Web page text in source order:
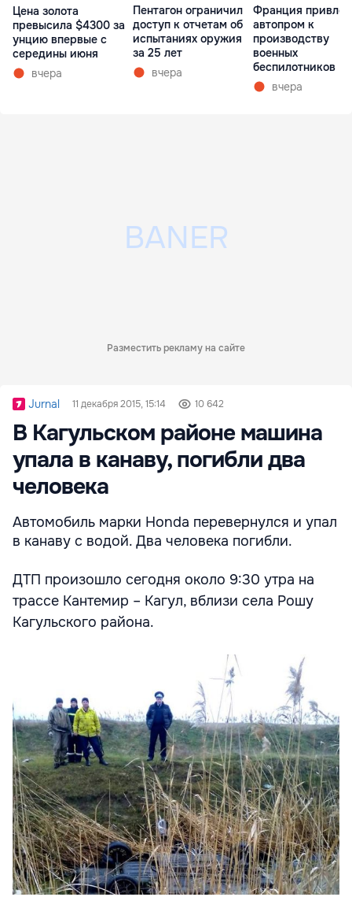
Цена золота
превысила $4300 за
унцию впервые с
середины июня
вчера
Пентагон ограничил
доступ к отчетам об
испытаниях оружия
за 25 лет
вчера
Франция
автопром к
производству
военных
беспилотников
вчера
Разместить рекламу на сайте
Jurnal 11 декабря 2015, 15:14 10 642
В Кагульском районе машина
упала в канаву, погибли два
человека
Автомобиль марки Honda перевернулся и упал
в канаву с водой. Два человека погибли.
ДТП произошло сегодня около 9:30 утра на
трассе Кантемир – Кагул, вблизи села Рошу
Кагульского района.